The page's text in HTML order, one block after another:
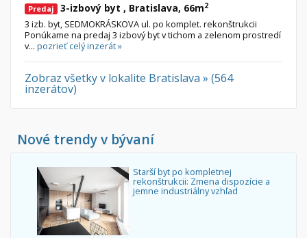
Predaj 3-izbový byt , Bratislava, 66m2
3 izb. byt, SEDMOKRÁSKOVA ul. po komplet. rekonštrukcii
Ponúkame na predaj 3 izbový byt v tichom a zelenom prostredí
v... pozrieť celý inzerát »
Zobraz všetky v lokalite Bratislava » (564
inzerátov)
Nové trendy v bývaní
Starší byt po kompletnej
rekonštrukcii: Zmena dispozície a
jemne industriálny vzhľad